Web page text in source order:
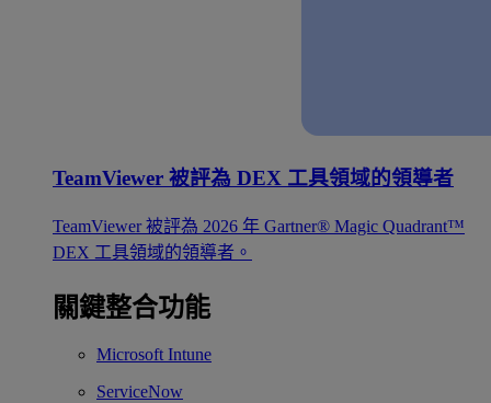
TeamViewer 被評為 DEX 工具領域的領導者
TeamViewer 被評為 2026 年 Gartner® Magic Quadrant™
DEX 工具領域的領導者。
關鍵整合功能
Microsoft Intune
ServiceNow